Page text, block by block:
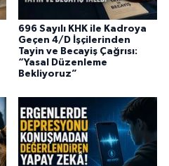
696 Sayılı KHK ile Kadroya
Geçen 4/D İşçilerinden
Tayin ve Becayiş Çağrısı:
“Yasal Düzenleme
Bekliyoruz”